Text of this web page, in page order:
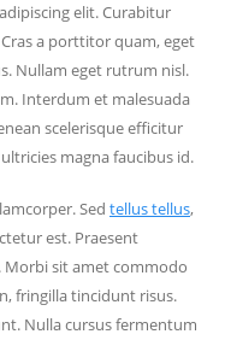
elit. Curabitur
a porttitor quam, eget
Nullam eget rutrum nisl.
Interdum et malesuada
scelerisque efficitur
magna faucibus id.
Sed tellus tellus,
est. Praesent
sit amet commodo
fringilla tincidunt risus.
Nulla cursus fermentum